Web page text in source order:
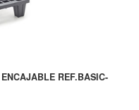
REF.BASIC-